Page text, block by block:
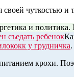
чуткостью
и
у грудничка
крохи.